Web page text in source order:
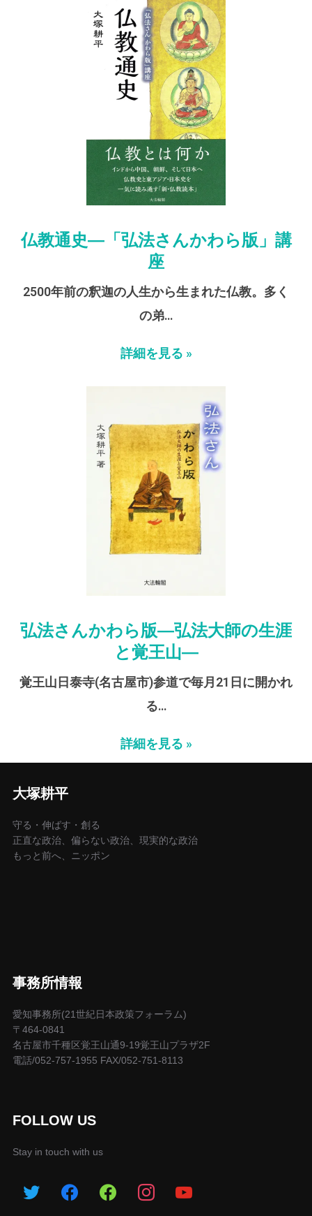
仏教通史―「弘法さんかわら版」講
座
2500年前の釈迦の人生から生まれた仏教。多く
の弟…
詳細を見る »
弘法さんかわら版―弘法大師の生涯
と覚王山―
覚王山日泰寺(名古屋市)参道で毎月21日に開かれ
る…
詳細を見る »
大塚耕平
守る・伸ばす・創る
正直な政治、偏らない政治、現実的な政治
もっと前へ、ニッポン
事務所情報
愛知事務所(21世紀日本政策フォーラム)
〒464-0841
名古屋市千種区覚王山通9-19覚王山プラザ2F
電話/052-757-1955 FAX/052-751-8113
FOLLOW US
Stay in touch with us